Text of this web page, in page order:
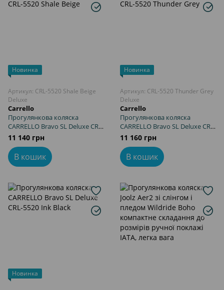
Новинка
Артикул: CRL-5520 Shale Beige
Deluxe
Carrello
Прогулянкова коляска
CARRELLO Bravo SL Deluxe CRL-
5520 Shale Beige
11 140 грн
В кошик
Новинка
Артикул: CRL-5520 Thunder Grey
Deluxe
Carrello
Прогулянкова коляска
CARRELLO Bravo SL Deluxe CRL-
5520 Thunder Grey
11 160 грн
В кошик
Новинка